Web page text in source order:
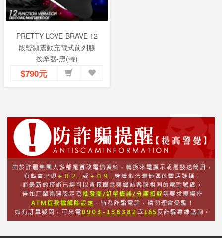
PRETTY LOVE-BRAVE 12
段變頻震動充電式前列腺
按摩器-黑(特)
$790元